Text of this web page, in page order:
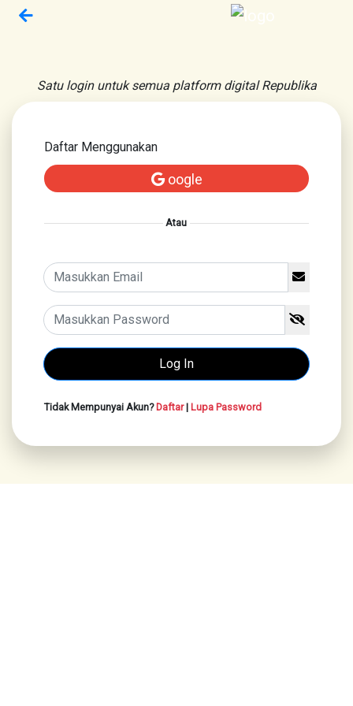
Satu login untuk semua platform digital Republika
Daftar Menggunakan
oogle
Atau
Tidak Mempunyai Akun?Daftar| Lupa Password